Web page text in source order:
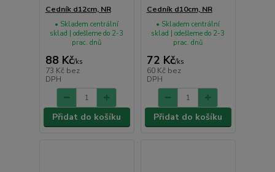
Cedník d12cm, NR
88 Kč/ks
73 Kč bez
DPH
• Skladem centrální
sklad | odešleme do 2-3
prac. dnů
Přidat do košíku
Cedník d10cm, NR
72 Kč/ks
60 Kč bez
DPH
• Skladem centrální
sklad | odešleme do 2-3
prac. dnů
Přidat do košíku